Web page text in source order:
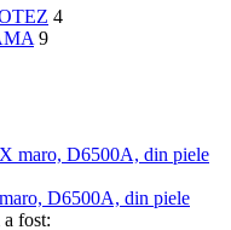
4
9
D6500A, din piele
fost: